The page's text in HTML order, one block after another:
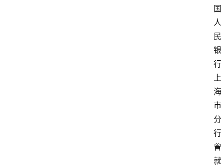
国
人
民
银
行
上
海
市
分
行
曾
就